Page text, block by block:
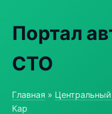
Портал
СТО
Главная »
Кар